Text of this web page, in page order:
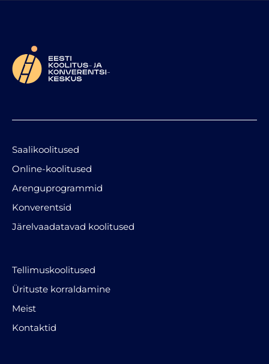
Saalikoolitused
Online-koolitused
Arenguprogrammid
Konverentsid
Järelvaadatavad koolitused
Tellimuskoolitused
Ürituste korraldamine
Meist
Kontaktid